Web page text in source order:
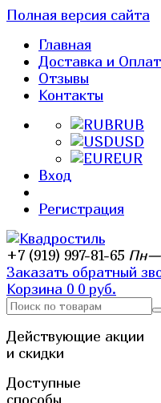
Полная версия сайта
Главная
Доставка и
Отзывы
Контакты
RUB
USD
EUR
Вход
Регистрация
+7 (919) 997-81-65
Заказать обратный
Корзина 0 0 руб.
Действующие акции
и скидки
Доступные
способы